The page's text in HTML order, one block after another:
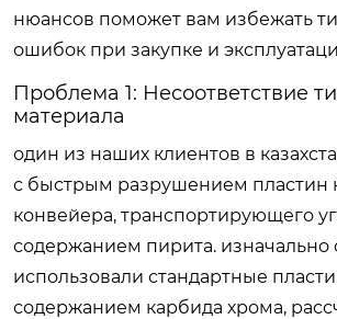
нюансов поможет вам избежать
ошибок при закупке и
Проблема 1: Несоответствие
материала
один из наших клиентов в
с быстрым разрушением пластин
конвейера, транспортирующего
содержанием пирита. изначально
использовали стандартные
содержанием карбида хрома,